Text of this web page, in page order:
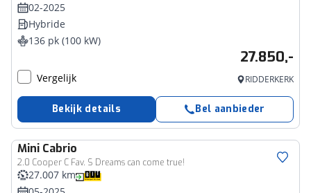
02-2025
Hybride
136 pk (100 kW)
27.850,-
Vergelijk RIDDERKERK
Bekijk details Bel aanbieder
Mini Cabrio
2.0 Cooper C Fav. S Dreams can come true!
27.007 km